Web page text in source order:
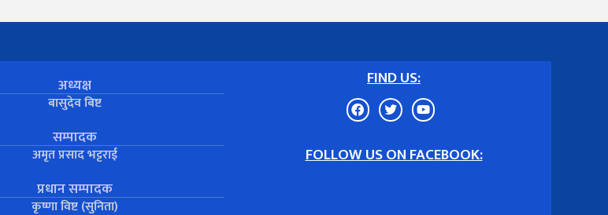
अध्यक्ष
बासुदेव बिष्ट
सम्पादक
अमृत प्रसाद भट्टराई
प्रधान सम्पादक
कृष्णा विष्ट (सुनिता)
FIND US:
FOLLOW US ON FACEBOOK: